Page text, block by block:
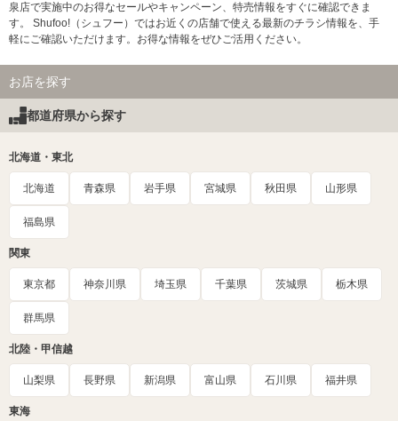
泉店で実施中のお得なセールやキャンペーン、特売情報をすぐに確認できま
す。 Shufoo!（シュフー）ではお近くの店舗で使える最新のチラシ情報を、手
軽にご確認いただけます。お得な情報をぜひご活用ください。
お店を探す
都道府県から探す
北海道・東北
北海道 青森県 岩手県 宮城県 秋田県 山形県
福島県
関東
東京都 神奈川県 埼玉県 千葉県 茨城県 栃木県
群馬県
北陸・甲信越
山梨県 長野県 新潟県 富山県 石川県 福井県
東海